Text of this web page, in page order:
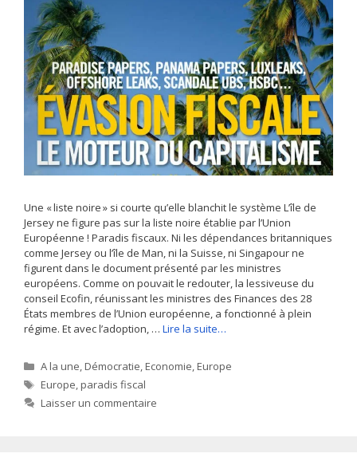
Une « liste noire » si courte qu’elle blanchit le système L’île de
Jersey ne figure pas sur la liste noire établie par l’Union
Européenne ! Paradis fiscaux. Ni les dépendances britanniques
comme Jersey ou l’île de Man, ni la Suisse, ni Singapour ne
figurent dans le document présenté par les ministres
européens. Comme on pouvait le redouter, la lessiveuse du
conseil Ecofin, réunissant les ministres des Finances des 28
États membres de l’Union européenne, a fonctionné à plein
régime. Et avec l’adoption, … Lire la suite…
Catégories
A la une,Démocratie,Economie,Europe
Étiquettes
Europe,paradis fiscal
Laisser un commentaire